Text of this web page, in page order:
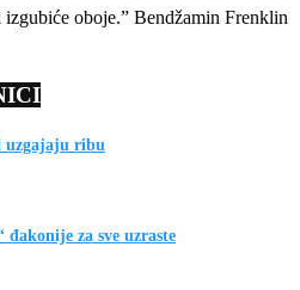
oboje.” Bendžamin Frenklin
uzgajaju ribu
za sve uzraste